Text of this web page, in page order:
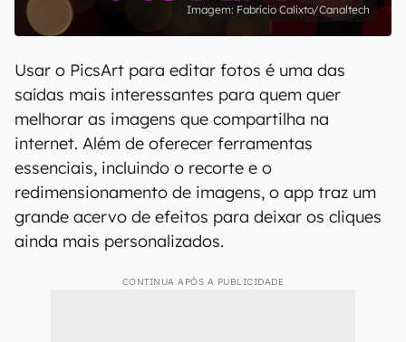
Fabrício Calixto/Canaltech
Usar o PicsArt para editar fotos é uma das
saídas mais interessantes para quem quer
melhorar as imagens que compartilha na
internet. Além de oferecer ferramentas
essenciais, incluindo o recorte e o
redimensionamento de imagens, o app traz um
grande acervo de efeitos para deixar os cliques
ainda mais personalizados.
CONTINUA APÓS A PUBLICIDADE